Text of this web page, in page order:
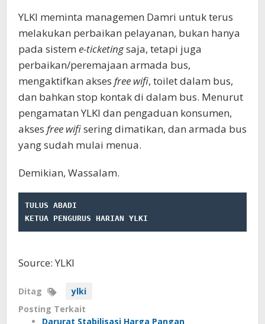
YLKI meminta managemen Damri untuk terus
melakukan perbaikan pelayanan, bukan hanya
pada sistem e-ticketingsaja, tetapi juga
perbaikan/peremajaan armada bus,
mengaktifkan akses free wifi, toilet dalam bus,
dan bahkan stop kontak di dalam bus. Menurut
pengamatan YLKI dan pengaduan konsumen,
akses free wifisering dimatikan, dan armada bus
yang sudah mulai menua.
Demikian, Wassalam.
TULUS ABADI
KETUA PENGURUS HARIAN YLKI
Source: YLKI
Ditag
ylki
Posting Terkait
Darurat Stabilisasi Harga Pangan